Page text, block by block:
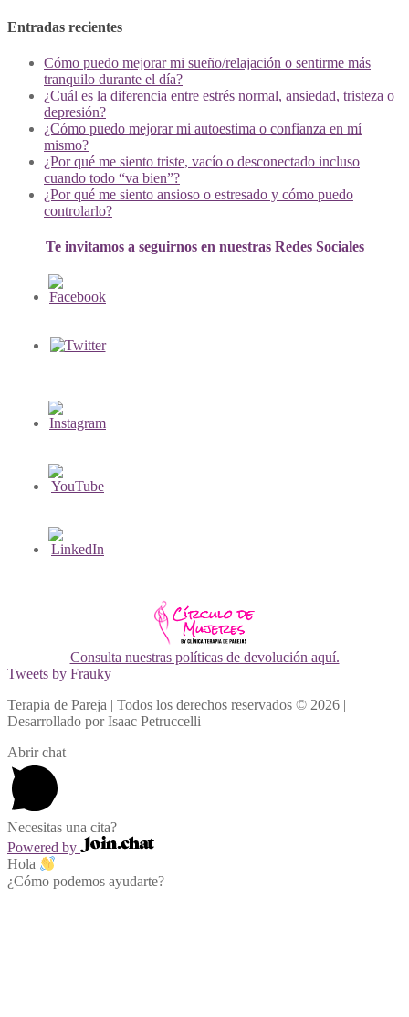
Entradas recientes
Cómo puedo mejorar mi sueño/relajación o sentirme más
tranquilo durante el día?
¿Cuál es la diferencia entre estrés normal, ansiedad, tristeza o
depresión?
¿Cómo puedo mejorar mi autoestima o confianza en mí
mismo?
¿Por qué me siento triste, vacío o desconectado incluso
cuando todo “va bien”?
¿Por qué me siento ansioso o estresado y cómo puedo
controlarlo?
Te invitamos a seguirnos en nuestras Redes Sociales
Consulta nuestras políticas de devolución aquí.
Tweets by Frauky
Terapia de Pareja | Todos los derechos reservados © 2026 |
Desarrollado por Isaac Petruccelli
Abrir chat
Necesitas una cita?
Powered by
Hola
¿Cómo podemos ayudarte?